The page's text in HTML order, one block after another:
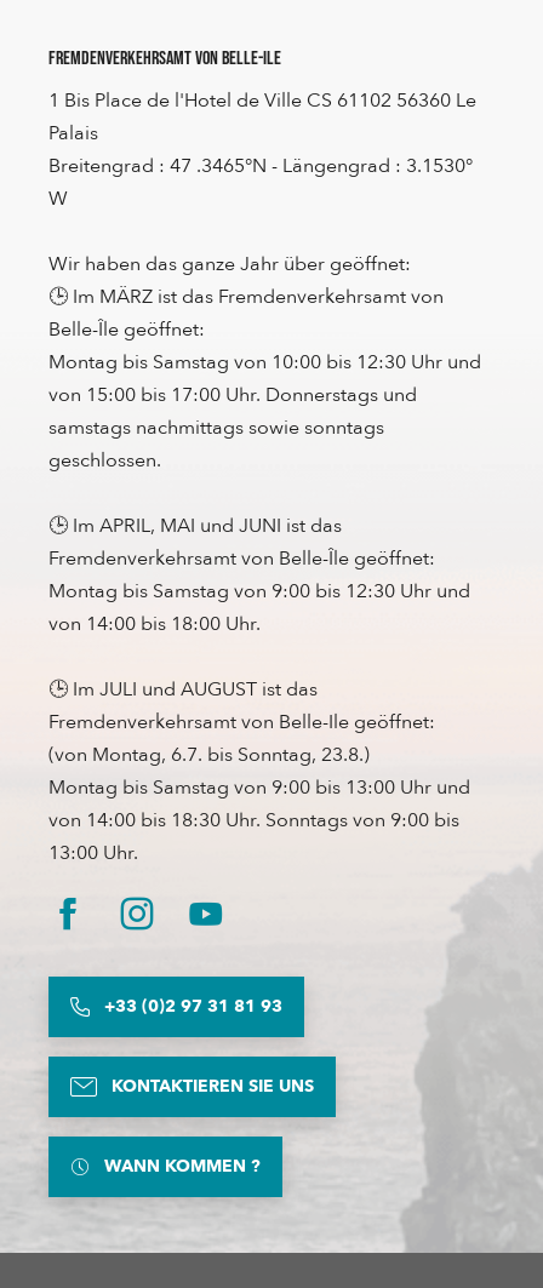
Fremdenverkehrsamt von Belle-Ile
1 Bis Place de l'Hotel de Ville CS 61102 56360 Le
Palais
Breitengrad : 47 .3465°N - Längengrad : 3.1530°
W
Wir haben das ganze Jahr über geöffnet:
🕒 Im MÄRZ ist das Fremdenverkehrsamt von
Belle-Île geöffnet:
Montag bis Samstag von 10:00 bis 12:30 Uhr und
von 15:00 bis 17:00 Uhr. Donnerstags und
samstags nachmittags sowie sonntags
geschlossen.
🕒 Im APRIL, MAI und JUNI ist das
Fremdenverkehrsamt von Belle-Île geöffnet:
Montag bis Samstag von 9:00 bis 12:30 Uhr und
von 14:00 bis 18:00 Uhr.
🕒 Im JULI und AUGUST ist das
Fremdenverkehrsamt von Belle-Ile geöffnet:
(von Montag, 6.7. bis Sonntag, 23.8.)
Montag bis Samstag von 9:00 bis 13:00 Uhr und
von 14:00 bis 18:30 Uhr. Sonntags von 9:00 bis
13:00 Uhr.
+33 (0)2 97 31 81 93
KONTAKTIEREN SIE UNS
WANN KOMMEN ?